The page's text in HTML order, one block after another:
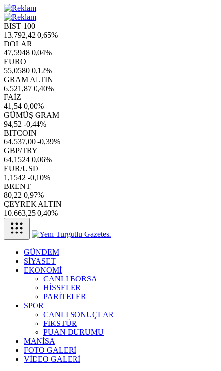
BIST 100
13.792,42 0,65%
DOLAR
47,5948 0,04%
EURO
55,0580 0,12%
GRAM ALTIN
6.521,87 0,40%
FAİZ
41,54 0,00%
GÜMÜŞ GRAM
94,52 -0,44%
BITCOIN
64.537,00 -0,39%
GBP/TRY
64,1524 0,06%
EUR/USD
1,1542 -0,10%
BRENT
80,22 0,97%
ÇEYREK ALTIN
10.663,25 0,40%
GÜNDEM
SİYASET
EKONOMİ
CANLI BORSA
HİSSELER
PARİTELER
SPOR
CANLI SONUÇLAR
FİKSTÜR
PUAN DURUMU
MANİSA
FOTO GALERİ
VİDEO GALERİ